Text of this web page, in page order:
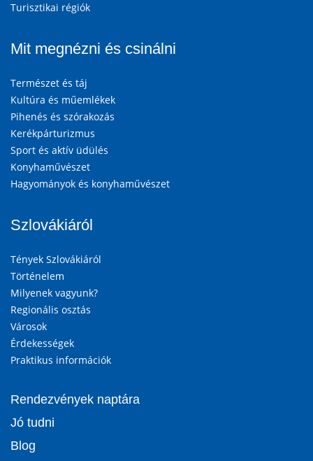
Turisztikai régiók
Mit megnézni és csinálni
Természet és táj
Kultúra és műemlékek
Pihenés és szórakozás
Kerékpárturizmus
Sport és aktív üdülés
Konyhaművészet
Hagyományok és konyhaművészet
Szlovákiáról
Tények Szlovákiáról
Történelem
Milyenek vagyunk?
Regionális osztás
Városok
Érdekességek
Praktikus információk
Rendezvények naptára
Jó tudni
Blog